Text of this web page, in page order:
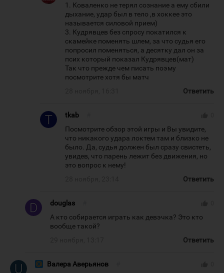
1. Коваленко не терял сознание а ему сбили
дыхание, удар был в тело ,в хоккее это
называется силовой прием)
3. Кудрявцев без спросу покатился к
скамейке поменять шлем, за что судья его
попросил поменяться, а десятку дал он за
псих который показал Кудрявцев(мат)
Так что прежде чем писать поэму
посмотрите хотя бы матч
Ответить
tkab
Посмотрите обзор этой игры и Вы увидите,
что никакого удара локтем там и близко не
было. Да, судья должен был сразу свистеть,
увидев, что парень лежит без движения, но
это вопрос к нему!
Ответить
douglas
А кто собирается играть как девэчка? Это кто
вообще такой?
Ответить
Валера Аверьянов